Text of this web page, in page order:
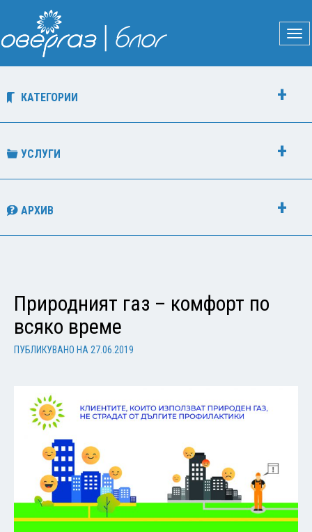
КАТЕГОРИИ
УСЛУГИ
АРХИВ
Природният газ – комфорт по
всяко време
ПУБЛИКУВАНО НА 27.06.2019